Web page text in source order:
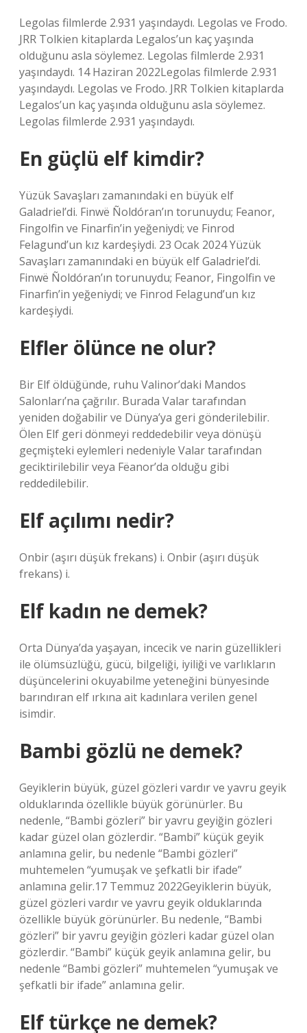
Legolas filmlerde 2.931 yaşındaydı. Legolas ve Frodo.
JRR Tolkien kitaplarda Legalos’un kaç yaşında
olduğunu asla söylemez. Legolas filmlerde 2.931
yaşındaydı. 14 Haziran 2022Legolas filmlerde 2.931
yaşındaydı. Legolas ve Frodo. JRR Tolkien kitaplarda
Legalos’un kaç yaşında olduğunu asla söylemez.
Legolas filmlerde 2.931 yaşındaydı.
En güçlü elf kimdir?
Yüzük Savaşları zamanındaki en büyük elf
Galadriel’di. Finwë Ñoldóran’ın torunuydu; Feanor,
Fingolfin ve Finarfin’in yeğeniydi; ve Finrod
Felagund’un kız kardeşiydi. 23 Ocak 2024 Yüzük
Savaşları zamanındaki en büyük elf Galadriel’di.
Finwë Ñoldóran’ın torunuydu; Feanor, Fingolfin ve
Finarfin’in yeğeniydi; ve Finrod Felagund’un kız
kardeşiydi.
Elfler ölünce ne olur?
Bir Elf öldüğünde, ruhu Valinor’daki Mandos
Salonları’na çağrılır. Burada Valar tarafından
yeniden doğabilir ve Dünya’ya geri gönderilebilir.
Ölen Elf geri dönmeyi reddedebilir veya dönüşü
geçmişteki eylemleri nedeniyle Valar tarafından
geciktirilebilir veya Fëanor’da olduğu gibi
reddedilebilir.
Elf açılımı nedir?
Onbir (aşırı düşük frekans) i. Onbir (aşırı düşük
frekans) i.
Elf kadın ne demek?
Orta Dünya’da yaşayan, incecik ve narin güzellikleri
ile ölümsüzlüğü, gücü, bilgeliği, iyiliği ve varlıkların
düşüncelerini okuyabilme yeteneğini bünyesinde
barındıran elf ırkına ait kadınlara verilen genel
isimdir.
Bambi gözlü ne demek?
Geyiklerin büyük, güzel gözleri vardır ve yavru geyik
olduklarında özellikle büyük görünürler. Bu
nedenle, “Bambi gözleri” bir yavru geyiğin gözleri
kadar güzel olan gözlerdir. “Bambi” küçük geyik
anlamına gelir, bu nedenle “Bambi gözleri”
muhtemelen “yumuşak ve şefkatli bir ifade”
anlamına gelir.17 Temmuz 2022Geyiklerin büyük,
güzel gözleri vardır ve yavru geyik olduklarında
özellikle büyük görünürler. Bu nedenle, “Bambi
gözleri” bir yavru geyiğin gözleri kadar güzel olan
gözlerdir. “Bambi” küçük geyik anlamına gelir, bu
nedenle “Bambi gözleri” muhtemelen “yumuşak ve
şefkatli bir ifade” anlamına gelir.
Elf türkçe ne demek?